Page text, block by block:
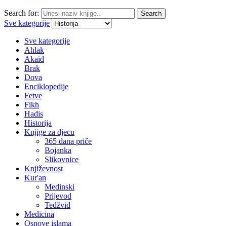
Search for: Search
Sve kategorije
Sve kategorije
Ahlak
Akaid
Brak
Dova
Enciklopedije
Fetve
Fikh
Hadis
Historija
Knjige za djecu
365 dana priče
Bojanka
Slikovnice
Književnost
Kur'an
Medinski
Prijevod
Tedžvid
Medicina
Osnove islama